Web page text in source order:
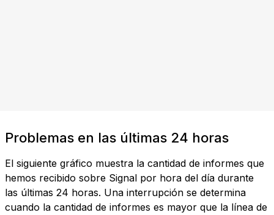
Problemas en las últimas 24 horas
El siguiente gráfico muestra la cantidad de informes que
hemos recibido sobre Signal por hora del día durante
las últimas 24 horas. Una interrupción se determina
cuando la cantidad de informes es mayor que la línea de